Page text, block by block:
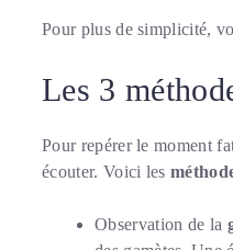
Pour plus de simplicité,
Les 3
Pour repérer le moment
écouter. Voici les
Observation de la